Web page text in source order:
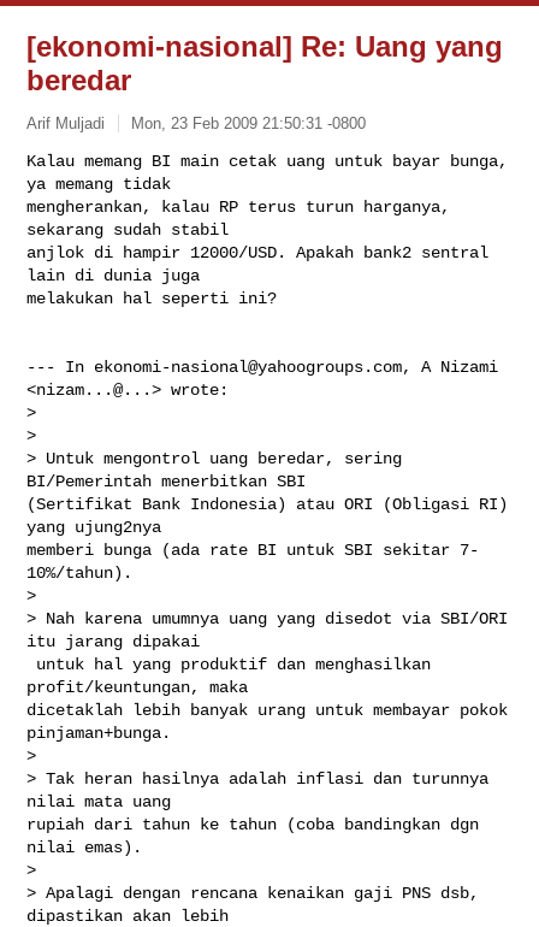
[ekonomi-nasional] Re: Uang yang
beredar
Arif Muljadi Mon, 23 Feb 2009 21:50:31 -0800
Kalau memang BI main cetak uang untuk bayar bunga,
ya memang tidak
mengherankan, kalau RP terus turun harganya,
sekarang sudah stabil
anjlok di hampir 12000/USD. Apakah bank2 sentral
lain di dunia juga
melakukan hal seperti ini?
--- In ekonomi-nasional@yahoogroups.com, A Nizami
<nizam...@...> wrote:
>
>
> Untuk mengontrol uang beredar, sering
BI/Pemerintah menerbitkan SBI
(Sertifikat Bank Indonesia) atau ORI (Obligasi RI)
yang ujung2nya
memberi bunga (ada rate BI untuk SBI sekitar 7-
10%/tahun).
>
> Nah karena umumnya uang yang disedot via SBI/ORI
itu jarang dipakai
profit/keuntungan, maka
dicetaklah lebih banyak urang untuk membayar pokok
pinjaman+bunga.
>
> Tak heran hasilnya adalah inflasi dan turunnya
nilai mata uang
rupiah dari tahun ke tahun (coba bandingkan dgn
nilai emas).
>
> Apalagi dengan rencana kenaikan gaji PNS dsb,
dipastikan akan lebih